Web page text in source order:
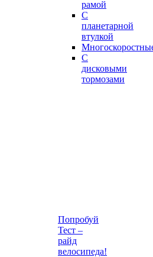
рамой
С
планетарной
втулкой
С
дисковыми
тормозами
Попробуй
Тест –
райд
велосипеда!